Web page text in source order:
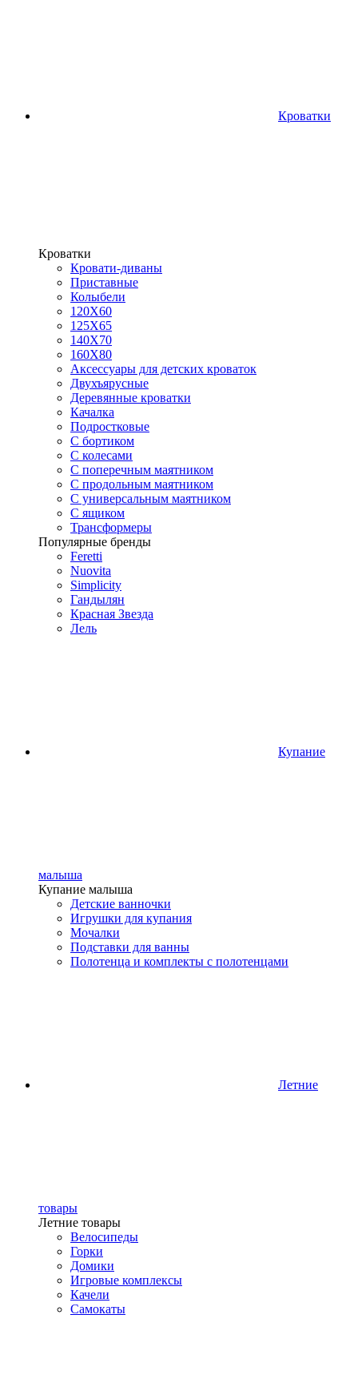
Кроватки
Кроватки
Кровати-диваны
Приставные
Колыбели
120Х60
125X65
140Х70
160Х80
Аксессуары для детских кроваток
Двухъярусные
Деревянные кроватки
Качалка
Подростковые
С бортиком
С колесами
С поперечным маятником
С продольным маятником
С универсальным маятником
С ящиком
Трансформеры
Популярные бренды
Feretti
Nuovita
Simplicity
Гандылян
Красная Звезда
Лель
Купание
малыша
Купание малыша
Детские ванночки
Игрушки для купания
Мочалки
Подставки для ванны
Полотенца и комплекты с полотенцами
Летние
товары
Летние товары
Велосипеды
Горки
Домики
Игровые комплексы
Качели
Самокаты